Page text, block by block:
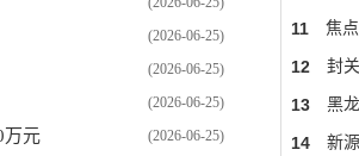
(2026-06-25)
(2026-06-25)
(2026-06-25)
(2026-06-25)
万元
11 焦
12 封
13 黑
14 新